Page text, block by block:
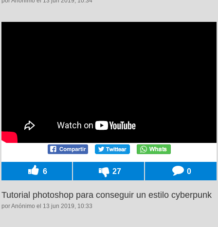
6 27 0
Tutorial photoshop para conseguir un estilo cyberpunk
por Anónimo el 13 jun 2019, 10:33